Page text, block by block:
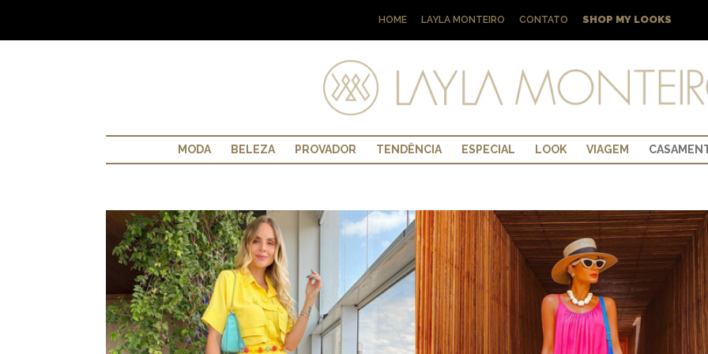
HOME LAYLA MONTEIRO CONTATO SHOP MY LOOKS
MODA BELEZA PROVADOR TENDÊNCIA ESPECIAL LOOK VIAGEM